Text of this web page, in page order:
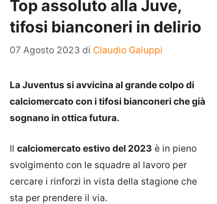
Top assoluto alla Juve,
tifosi bianconeri in delirio
07 Agosto 2023 di Claudio Galuppi
La Juventus si avvicina al grande colpo di
calciomercato con i tifosi bianconeri che già
sognano in ottica futura.
Il calciomercato estivo del 2023 è in pieno
svolgimento con le squadre al lavoro per
cercare i rinforzi in vista della stagione che
sta per prendere il via.